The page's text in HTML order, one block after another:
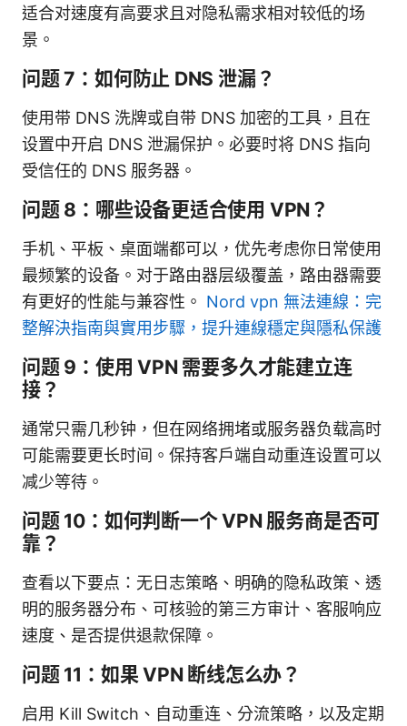
适合对速度有高要求且对隐私需求相对较低的场
景。
问题 7：如何防止 DNS 泄漏？
使用带 DNS 洗牌或自带 DNS 加密的工具，且在
设置中开启 DNS 泄漏保护。必要时将 DNS 指向
受信任的 DNS 服务器。
问题 8：哪些设备更适合使用 VPN？
手机、平板、桌面端都可以，优先考虑你日常使用
最频繁的设备。对于路由器层级覆盖，路由器需要
有更好的性能与兼容性。 Nord vpn 無法連線：完
整解決指南與實用步驟，提升連線穩定與隱私保護
问题 9：使用 VPN 需要多久才能建立连
接？
通常只需几秒钟，但在网络拥堵或服务器负载高时
可能需要更长时间。保持客户端自动重连设置可以
减少等待。
问题 10：如何判断一个 VPN 服务商是否可
靠？
查看以下要点：无日志策略、明确的隐私政策、透
明的服务器分布、可核验的第三方审计、客服响应
速度、是否提供退款保障。
问题 11：如果 VPN 断线怎么办？
启用 Kill Switch、自动重连、分流策略，以及定期